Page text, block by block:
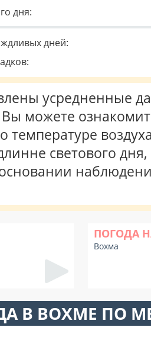
дня:
дней:
усредненные
можете
светового
ПОГОДА
Вохма
В ВОХМЕ ПО